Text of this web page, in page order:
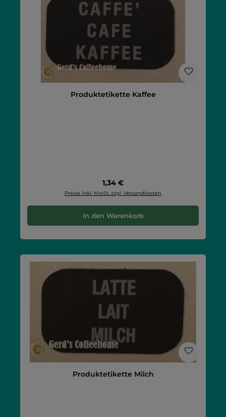
Produktetikette Kaffee
Regulärer Preis:
1,34 €
Preise inkl. MwSt. zzgl. Versandkosten
In den Warenkorb
Produktetikette Milch